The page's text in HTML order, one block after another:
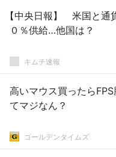
【中央日報】 米国と通
０％供給…他国は？
キムチ速報
高いマウス買ったら
てマジなん？
ゴールデンタイムズ